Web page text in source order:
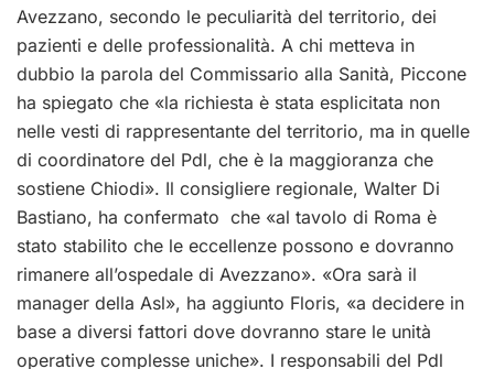
Avezzano, secondo le peculiarità del territorio, dei
pazienti e delle professionalità. A chi metteva in
dubbio la parola del Commissario alla Sanità, Piccone
ha spiegato che «la richiesta è stata esplicitata non
nelle vesti di rappresentante del territorio, ma in quelle
di coordinatore del Pdl, che è la maggioranza che
sostiene Chiodi». Il consigliere regionale, Walter Di
Bastiano, ha confermato che «al tavolo di Roma è
stato stabilito che le eccellenze possono e dovranno
rimanere all’ospedale di Avezzano». «Ora sarà il
manager della Asl», ha aggiunto Floris, «a decidere in
base a diversi fattori dove dovranno stare le unità
operative complesse uniche». I responsabili del Pdl